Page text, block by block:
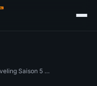
Meilleurs builds leveling Saison 5 Path of Exile 2 : Top 14 toutes classes